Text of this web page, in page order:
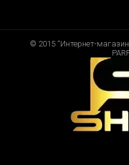
© 2015 “Интернет-